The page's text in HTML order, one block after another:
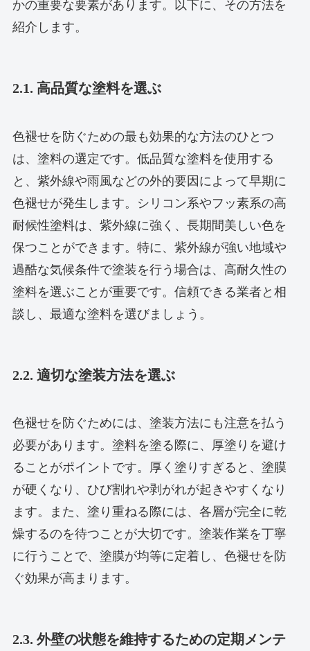
かの重要な要素があります。以下に、その方法を
紹介します。
2.1. 高品質な塗料を選ぶ
色褪せを防ぐための最も効果的な方法のひとつ
は、塗料の選定です。低品質な塗料を使用する
と、紫外線や雨風などの外的要因によって早期に
色褪せが発生します。シリコン系やフッ素系の高
耐候性塗料は、紫外線に強く、長期間美しい色を
保つことができます。特に、紫外線が強い地域や
過酷な気候条件で塗装を行う場合は、高耐久性の
塗料を選ぶことが重要です。信頼できる業者と相
談し、最適な塗料を選びましょう。
2.2. 適切な塗装方法を選ぶ
色褪せを防ぐためには、塗装方法にも注意を払う
必要があります。塗料を塗る際に、厚塗りを避け
ることがポイントです。厚く塗りすぎると、塗膜
が硬くなり、ひび割れや剥がれが起きやすくなり
ます。また、塗り重ねる際には、各層が完全に乾
燥するのを待つことが大切です。塗装作業を丁寧
に行うことで、塗膜が均等に定着し、色褪せを防
ぐ効果が高まります。
2.3. 外壁の状態を維持するための定期メンテ